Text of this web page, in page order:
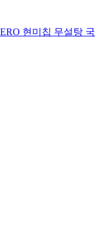
현미칩 무설탕 국